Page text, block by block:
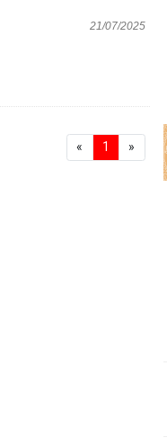
21/07/2025
« 1 »